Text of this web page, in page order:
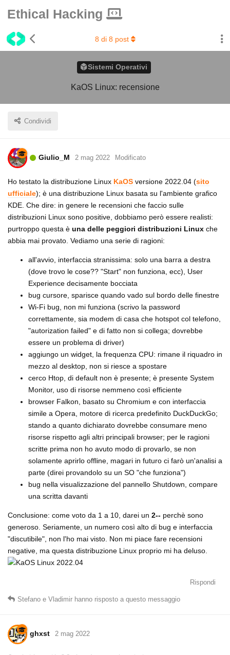
Ethical Hacking
Sistemi Operativi
KaOS Linux: recensione
Condividi
8 di 8 post
Giulio_M 2 mag 2022 Modificato
Ho testato la distribuzione Linux KaOS versione 2022.04 (sito
ufficiale); è una distribuzione Linux basata su l'ambiente grafico
KDE. Che dire: in genere le recensioni che faccio sulle
distribuzioni Linux sono positive, dobbiamo però essere realisti:
purtroppo questa è una delle peggiori distribuzioni Linux che
abbia mai provato. Vediamo una serie di ragioni:
all'avvio, interfaccia stranissima: solo una barra a destra
(dove trovo le cose?? "Start" non funziona, ecc), User
Experience decisamente bocciata
bug cursore, sparisce quando vado sul bordo delle finestre
Wi-Fi bug, non mi funziona (scrivo la password
correttamente, sia modem di casa che hotspot col telefono,
"autorization failed" e di fatto non si collega; dovrebbe
essere un problema di driver)
aggiungo un widget, la frequenza CPU: rimane il riquadro in
mezzo al desktop, non si riesce a spostare
cerco Htop, di default non è presente; è presente System
Monitor, uso di risorse nemmeno così efficiente
browser Falkon, basato su Chromium e con interfaccia
simile a Opera, motore di ricerca predefinito DuckDuckGo;
stando a quanto dichiarato dovrebbe consumare meno
risorse rispetto agli altri principali browser; per le ragioni
scritte prima non ho avuto modo di provarlo, se non
solamente aprirlo offline, magari in futuro ci farò un'analisi a
parte (direi provandolo su un SO "che funziona")
bug nella visualizzazione del pannello Shutdown, compare
una scritta davanti
Conclusione: come voto da 1 a 10, darei un 2-- perchè sono
generoso. Seriamente, un numero così alto di bug e interfaccia
"discutibile", non l'ho mai visto. Non mi piace fare recensioni
negative, ma questa distribuzione Linux proprio mi ha deluso.
Rispondi
Stefano e Vladimir hanno risposto a questo messaggio
ghxst 2 mag 2022